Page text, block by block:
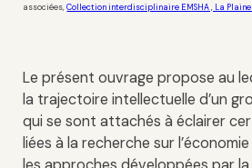
associées,Collection interdisciplinaire EMSHA , La Plaine
Le présent ouvrage propose au
la trajectoire intellectuelle d’un
qui se sont attachés à éclairer
liées à la recherche sur